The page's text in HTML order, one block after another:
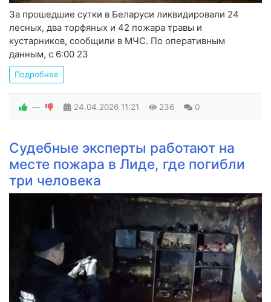
За прошедшие сутки в Беларуси ликвидировали 24
лесных, два торфяных и 42 пожара травы и
кустарников, сообщили в МЧС. По оперативным
данным, с 6:00 23
Подробнее
— 24.04.2026 11:21 236 0
Судебные эксперты работают на
месте пожара в Лиде, где погибли
три человека